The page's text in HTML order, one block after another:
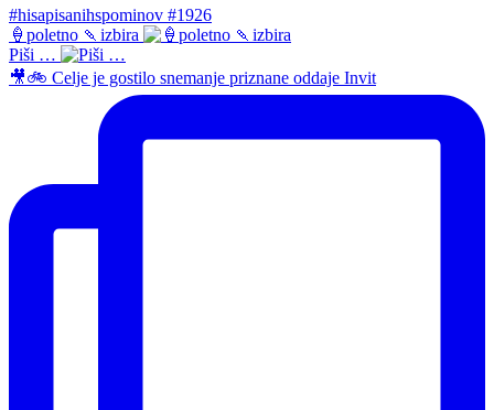
🍦poletno 🍡izbira
Piši …
🎥🚲 Celje je gostilo snemanje priznane oddaje Invit